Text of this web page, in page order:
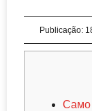
Publicação: